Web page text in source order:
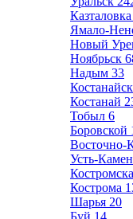
Казталовка
Ямало-
Новый
Ноябрьск
Надым 33
Костанай
Тобыл 6
Боровской
Восточно-
Усть-
Кострома
Шарья 20
Буй 14